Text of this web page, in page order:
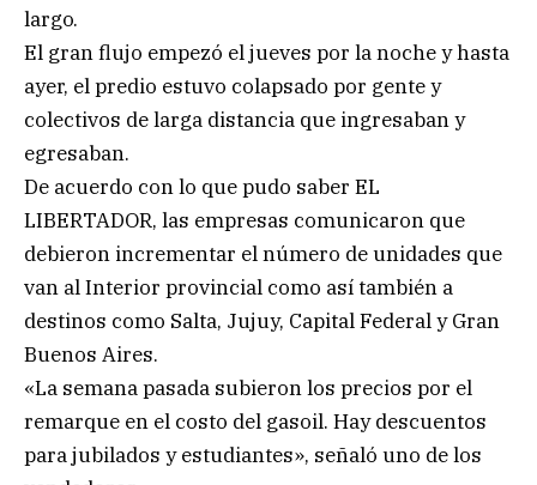
largo.
El gran flujo empezó el jueves por la noche y hasta
ayer, el predio estuvo colapsado por gente y
colectivos de larga distancia que ingresaban y
egresaban.
De acuerdo con lo que pudo saber EL
LIBERTADOR, las empresas comunicaron que
debieron incrementar el número de unidades que
van al Interior provincial como así también a
destinos como Salta, Jujuy, Capital Federal y Gran
Buenos Aires.
«La semana pasada subieron los precios por el
remarque en el costo del gasoil. Hay descuentos
para jubilados y estudiantes», señaló uno de los